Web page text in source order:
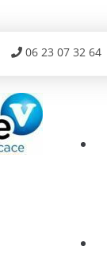
06 23 07 32 64